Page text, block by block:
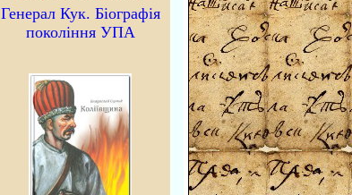
Генерал Кук. Біографія
покоління УПА